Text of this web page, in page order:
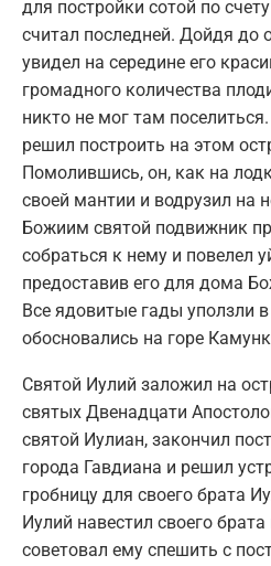
для постройки сотой по
считал последней. Дойдя до
увидел на середине его
громадного количества
никто не мог там
решил построить на этом
Помолившись, он, как на
своей мантии и водрузил на
Божиим святой подвижник
собраться к нему и повелел
предоставив его для дома
Все ядовитые гады уползли
обосновались на горе
Святой Иулий заложил на
святых Двенадцати
святой Иулиан, закончил
города Гавдиана и решил
гробницу для своего брата
Иулий навестил своего
советовал ему спешить с